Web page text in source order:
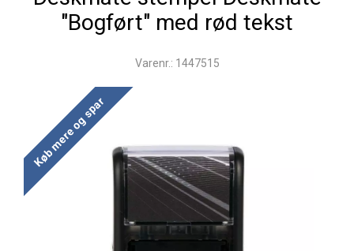
"Bogført" med rød tekst
Varenr.: 1447515
Køb mere og spar